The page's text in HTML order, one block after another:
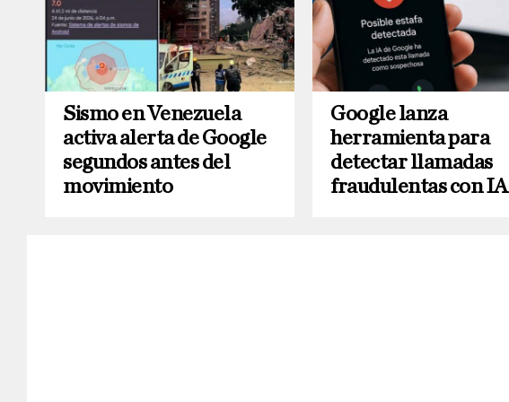
Sismo en Venezuela
activa alerta de Google
segundos antes del
movimiento
Google lanza
herramienta para
detectar llamadas
fraudulentas con IA